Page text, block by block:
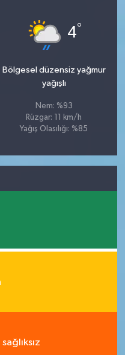
4°
Bölgesel düzensiz yağmur
yağışlı
Nem: %93
Rüzgar: 11 km/h
Yağış Olasılığı: %85